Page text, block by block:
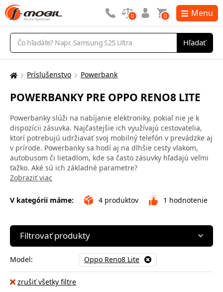
Vyhľadávanie
Hľadať
0 0 Menu
Tu
nachádzate:
Príslušenstvo Powerbank
POWERBANKY PRE OPPO RENO8 LITE
Powerbanky slúži na nabíjanie elektroniky, pokiaľ nie je k
dispozícii zásuvka. Najčastejšie ich využívajú cestovatelia,
ktorí potrebujú udržiavať svoj mobilný telefón v prevádzke aj
v prírode. Powerbanky sa hodí aj na dlhšie cesty vlakom,
autobusom či lietadlom, kde sa často zásuvky hľadajú veľmi
ťažko. Aké sú ich základné parametre?
Zobraziť viac
V kategórii máme: 4 produktov 1 hodnotenie
Filtrovať produkty
Model: Oppo Reno8 Lite
zrušiť všetky filtre